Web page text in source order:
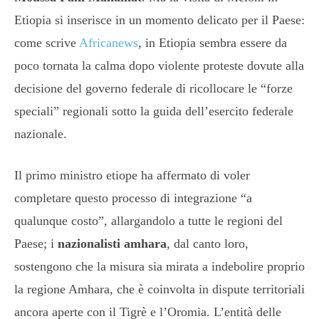
Etiopia si inserisce in un momento delicato per il Paese:
come scrive Africanews, in Etiopia sembra essere da
poco tornata la calma dopo violente proteste dovute alla
decisione del governo federale di ricollocare le “forze
speciali” regionali sotto la guida dell’esercito federale
nazionale.
Il primo ministro etiope ha affermato di voler
completare questo processo di integrazione “a
qualunque costo”, allargandolo a tutte le regioni del
Paese; i nazionalisti amhara, dal canto loro,
sostengono che la misura sia mirata a indebolire proprio
la regione Amhara, che è coinvolta in dispute territoriali
ancora aperte con il Tigrè e l’Oromia. L’entità delle